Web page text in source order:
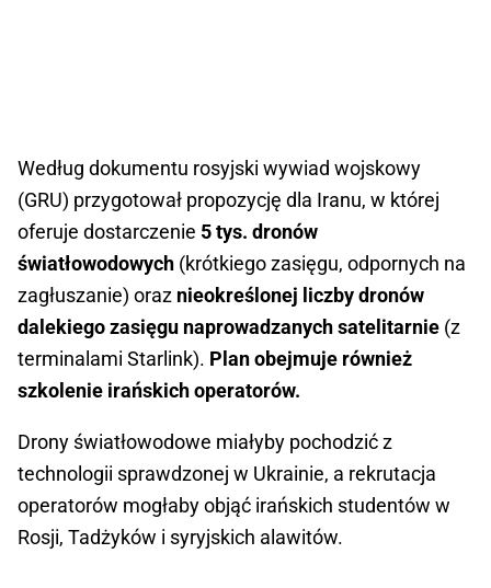
Według dokumentu rosyjski wywiad wojskowy
(GRU) przygotował propozycję dla Iranu, w której
oferuje dostarczenie 5 tys. dronów
światłowodowych (krótkiego zasięgu, odpornych na
zagłuszanie) oraz nieokreślonej liczby dronów
dalekiego zasięgu naprowadzanych satelitarnie (z
terminalami Starlink). Plan obejmuje również
szkolenie irańskich operatorów.
Drony światłowodowe miałyby pochodzić z
technologii sprawdzonej w Ukrainie, a rekrutacja
operatorów mogłaby objąć irańskich studentów w
Rosji, Tadżyków i syryjskich alawitów.